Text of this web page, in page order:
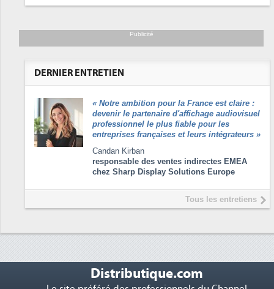
Publicité
DERNIER ENTRETIEN
« Notre ambition pour la France est claire :
devenir le partenaire d'affichage audiovisuel
professionnel le plus fiable pour les
entreprises françaises et leurs intégrateurs »
Candan Kirban
responsable des ventes indirectes EMEA
chez Sharp Display Solutions Europe
Tous les entretiens
Distributique.com